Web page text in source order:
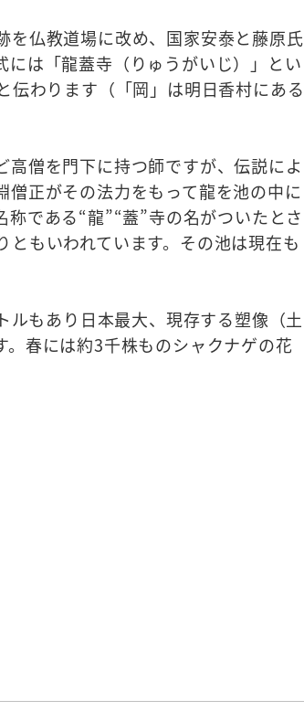
を仏教道場に改め、国家安泰と藤原氏
は「龍蓋寺（りゅうがいじ）」とい
伝わります（「岡」は明日香村にある
僧を門下に持つ師ですが、伝説によ
正がその法力をもって龍を池の中に
である“龍”“蓋”寺の名がついたとさ
もいわれています。その池は現在も
もあり日本最大、現存する塑像（土
春には約3千株ものシャクナゲの花